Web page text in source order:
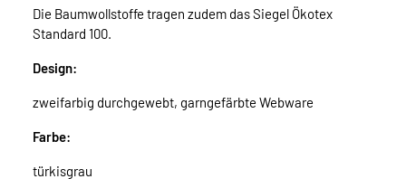
Die Baumwollstoffe tragen zudem das Siegel Ökotex
Standard 100.
Design:
zweifarbig durchgewebt, garngefärbte Webware
Farbe:
türkisgrau